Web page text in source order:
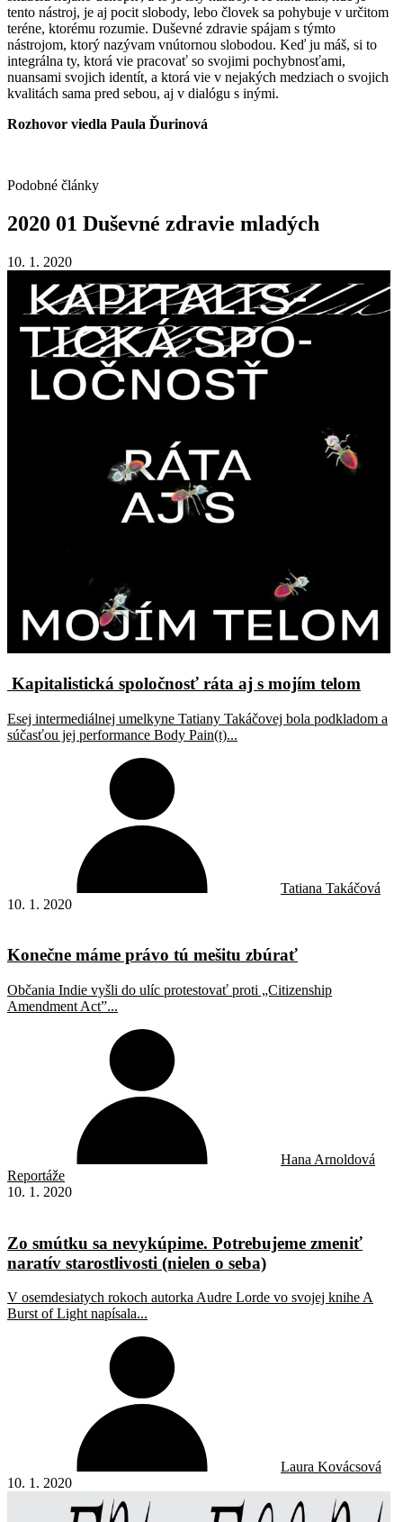
tento nástroj, je aj pocit slobody, lebo človek sa pohybuje v určitom
teréne, ktorému rozumie. Duševné zdravie spájam s týmto
nástrojom, ktorý nazývam vnútornou slobodou. Keď ju máš, si to
integrálna ty, ktorá vie pracovať so svojimi pochybnosťami,
nuansami svojich identít, a ktorá vie v nejakých medziach o svojich
kvalitách sama pred sebou, aj v dialógu s inými.
Rozhovor viedla Paula Ďurinová
Podobné články
2020 01 Duševné zdravie mladých
10. 1. 2020
Kapitalistická spoločnosť ráta aj s mojím telom
Esej intermediálnej umelkyne Tatiany Takáčovej bola podkladom a
súčasťou jej performance Body Pain(t)...
Tatiana Takáčová
10. 1. 2020
Konečne máme právo tú mešitu zbúrať
Občania Indie vyšli do ulíc protestovať proti „Citizenship
Amendment Act”...
Hana Arnoldová
Reportáže
10. 1. 2020
Zo smútku sa nevykúpime. Potrebujeme zmeniť
naratív starostlivosti (nielen o seba)
V osemdesiatych rokoch autorka Audre Lorde vo svojej knihe A
Burst of Light napísala...
Laura Kovácsová
10. 1. 2020